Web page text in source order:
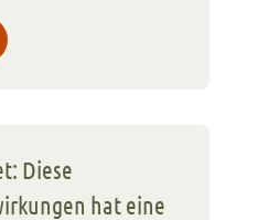
Diese
hat eine